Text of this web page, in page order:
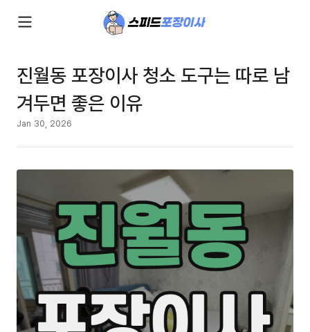
진월동 포장이사 청소 도구는 따로 남
겨두면 좋은 이유
Jan 30, 2026